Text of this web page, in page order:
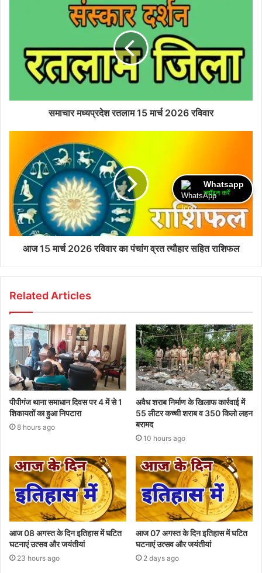
समाचार मध्यप्रदेश रतलाम 15 मार्च 2026 रविवार
आज 15 मार्च 2026 रविवार का पंचांग व्रत त्यौहार सहित राशिफल
Related Articles
पीपीगंज थाना समाधान दिवस पर 4 में से 1
शिकायतों का हुआ निपटारा
8 hours ago
अवैध शराब निर्माण के खिलाफ कार्रवाई में
55 लीटर कच्ची शराब व 350 किलो लहन
बरामद
10 hours ago
आज 08 अगस्त के दिन इतिहास में घटित
घटनाएं उत्सव और जयंतीयां
23 hours ago
आज 07 अगस्त के दिन इतिहास में घटित
घटनाएं उत्सव और जयंतीयां
2 days ago
Whatsapp
ज्वॉइन करें